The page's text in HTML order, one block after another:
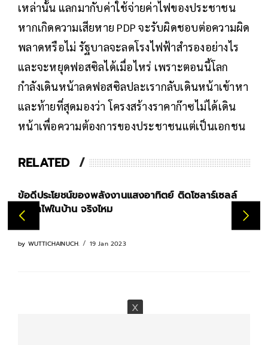
เหล่านั้น แลกมากับค่าใช้จ่ายค่าไฟของประชาชน
หากเกิดความเสียหาย PDP จะรับผิดชอบต่อความผิด
พลาดหรือไม่ รัฐบาลจะลดโรงไฟฟ้าสำรองอย่างไร
และจะหยุดฟอสซิลได้เมื่อไหร่ เพราะตอนนี้โลก
กำลังเดินหน้าลดฟอสซิลปละเรากลับเดินหน้าเข้าหา
และท้ายที่สุดมองว่า โครงสร้างราคาก๊าซไม่ได้เดิน
หน้าเพื่อความต้องการของประชาชนแต่เป็นเอกชน
RELATED
ทำความรู้จักมิเตอร์ TOU (Time of Use) เทคนิค
ค่าไฟฟ้าให้ถูกลง
10 Jan 2023